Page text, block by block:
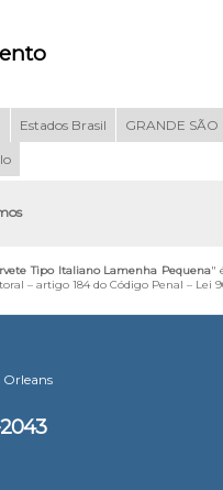
Estados Brasil GRANDE SÃO
Tipo Italiano Lamenha Pequena"
– artigo 184 do Código Penal – Lei
Orleans